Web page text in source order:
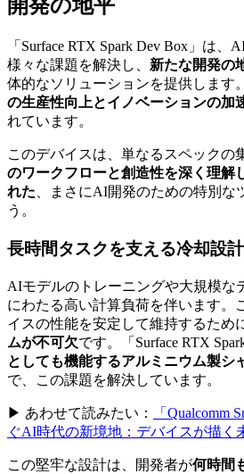
開発の地平
「Surface RTX Spark Dev Box」は
様々な課題を解決し、 新たな開発の
体的なソリューションを提供します
の生産性向上とイノベーションの加
れています。
このデバイスは、単なるスペックの
のワークフローと創造性を深く理解
れた 、まさにAI開発のための特別な
う。
長時間タスクを支える冷却設
AIモデルのトレーニングや大規模な
にわたる高い計算負荷を伴います。
イスの性能を安定して維持するため
ムが不可欠です。「Surface RTX
としても機能するアルミニウム製シ
で、この課題を解決しています。
▶ あわせて読みたい：
「Qualcomm
ぐAI時代の新境地：デバイスが描く
この堅牢な設計は、開発者が何時間